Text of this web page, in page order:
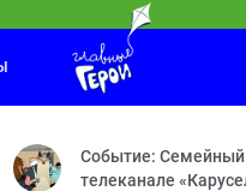
— Три пятачка — Соловей
подарок — Потеряшки
Смешарики
Рояль — Энергия
Событие: Семейный
телеканале